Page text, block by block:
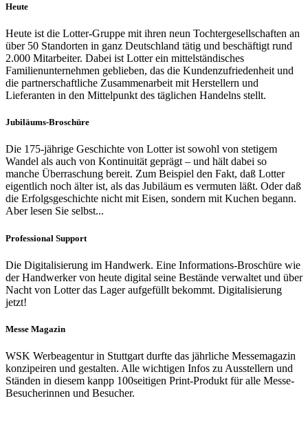
Heute
Heute ist die Lotter-Gruppe mit ihren neun Tochtergesellschaften an
über 50 Standorten in ganz Deutschland tätig und beschäftigt rund
2.000 Mitarbeiter. Dabei ist Lotter ein mittelständisches
Familienunternehmen geblieben, das die Kundenzufriedenheit und
die partnerschaftliche Zusammenarbeit mit Herstellern und
Lieferanten in den Mittelpunkt des täglichen Handelns stellt.
Jubiläums-Broschüre
Die 175-jährige Geschichte von Lotter ist sowohl von stetigem
Wandel als auch von Kontinuität geprägt – und hält dabei so
manche Überraschung bereit. Zum Beispiel den Fakt, daß Lotter
eigentlich noch älter ist, als das Jubiläum es vermuten läßt. Oder daß
die Erfolgsgeschichte nicht mit Eisen, sondern mit Kuchen begann.
Aber lesen Sie selbst...
Professional Support​
Die Digitalisierung im Handwerk. Eine Informations-Broschüre wie
der Handwerker von heute digital seine Bestände verwaltet und über
Nacht von Lotter das Lager aufgefüllt bekommt. Digitalisierung
jetzt!
Messe Magazin
WSK Werbeagentur in Stuttgart durfte das jährliche Messemagazin
konzipeiren und gestalten. Alle wichtigen Infos zu Ausstellern und
Ständen in diesem kanpp 100seitigen Print-Produkt für alle Messe-
Besucherinnen und Besucher.